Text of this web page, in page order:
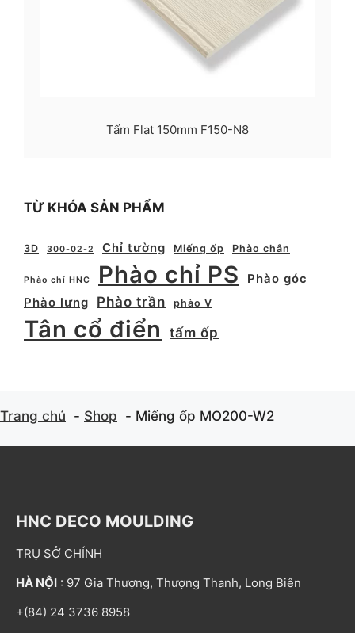
Tấm Flat 150mm F150-N8
TỪ KHÓA SẢN PHẨM
3D 300-02-2 Chỉ tường Miếng ốp Phào chân
Phào chỉ HNC Phào chỉ PS
Phào góc
Phào lưng
Phào trần phào V
Tân cổ điển tấm ốp
Trang chủ Shop Miếng ốp MO200-W2
HNC DECO MOULDING
TRỤ SỞ CHÍNH
HÀ NỘI : 97 Gia Thượng, Thượng Thanh, Long Biên
+(84) 24 3736 8958